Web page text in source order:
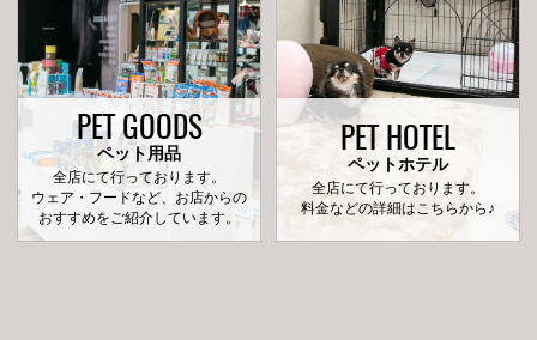
PET GOODS
ペット用品
全店にて行っております。
ウェア・フードなど、お店からの
おすすめをご紹介しています。
PET HOTEL
ペットホテル
全店にて行っております。
料金などの詳細はこちらから♪